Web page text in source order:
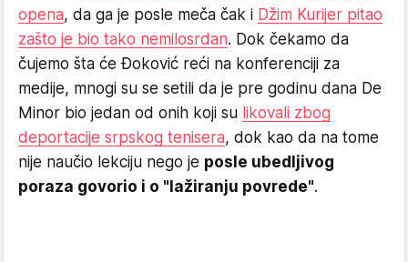
opena, da ga je posle meča čak i Džim Kurijer pitao
zašto je bio tako nemilosrdan. Dok čekamo da
čujemo šta će Đoković reći na konferenciji za
medije, mnogi su se setili da je pre godinu dana De
Minor bio jedan od onih koji su likovali zbog
deportacije srpskog tenisera, dok kao da na tome
nije naučio lekciju nego je posle ubedljivog
poraza govorio i o "lažiranju povrede".